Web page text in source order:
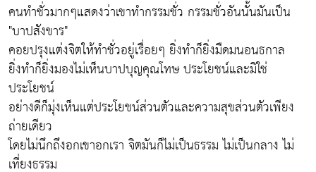
คนทำชั่วมากๆแสดงว่าเขาทำกรรมชั่ว กรรมชั่วอันนั้นมันเป็น
"บาปสังขาร"
คอยปรุงแต่งจิตให้ทำชั่วอยู่เรื่อยๆ ยิ่งทำก็ยิ่งมืดมนอนธกาล
ยิ่งทำก็ยิ่งมองไม่เห็นบาปบุญคุณโทษ ประโยชน์และมิใช่
ประโยชน์
อย่างดีก็มุ่งเห็นแต่ประโยชน์ส่วนตัวและความสุขส่วนตัวเพียง
ถ่ายเดียว
โดยไม่นึกถึงอกเขาอกเรา จิตมันก็ไม่เป็นธรรม ไม่เป็นกลาง ไม่
เที่ยงธรรม